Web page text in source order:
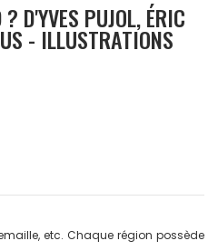
D'YVES PUJOL, ÉRIC
- ILLUSTRATIONS
etc. Chaque région possède